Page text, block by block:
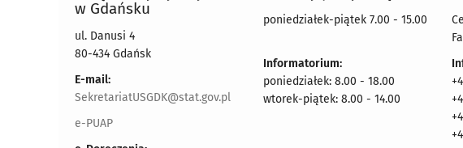
w Gdańsku
ul. Danusi 4
80-434 Gdańsk
E-mail:
SekretariatUSGDK@stat.gov.pl
e-PUAP
poniedziałek-piątek 7.00 - 15.00
Informatorium:
poniedziałek: 8.00 - 18.00
wtorek-piątek: 8.00 - 14.00